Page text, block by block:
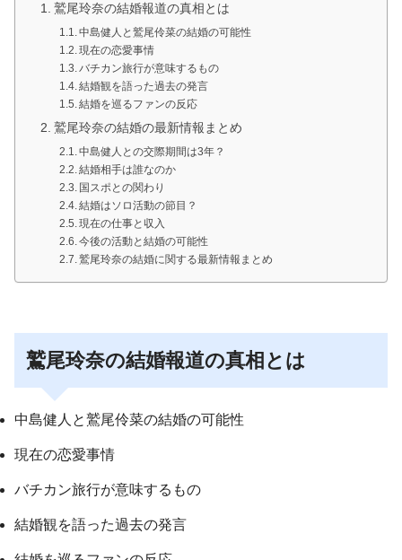
鷲尾玲奈の結婚報道の真相とは
中島健人と鷲尾伶菜の結婚の可能性
現在の恋愛事情
バチカン旅行が意味するもの
結婚観を語った過去の発言
結婚を巡るファンの反応
鷲尾玲奈の結婚の最新情報まとめ
中島健人との交際期間は3年？
結婚相手は誰なのか
国スポとの関わり
結婚はソロ活動の節目？
現在の仕事と収入
今後の活動と結婚の可能性
鷲尾玲奈の結婚に関する最新情報まとめ
鷲尾玲奈の結婚報道の真相とは
中島健人と鷲尾伶菜の結婚の可能性
現在の恋愛事情
バチカン旅行が意味するもの
結婚観を語った過去の発言